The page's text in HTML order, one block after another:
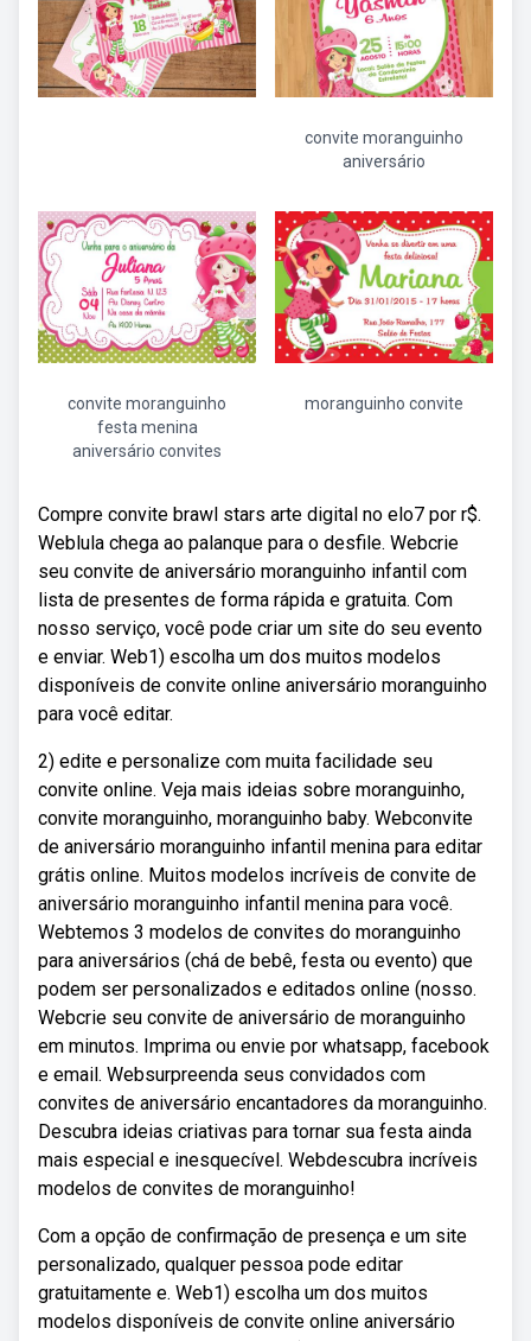
convite moranguinho
aniversário
convite moranguinho
festa menina
aniversário convites
moranguinho convite
Compre convite brawl stars arte digital no elo7 por r$.
Weblula chega ao palanque para o desfile. Webcrie
seu convite de aniversário moranguinho infantil com
lista de presentes de forma rápida e gratuita. Com
nosso serviço, você pode criar um site do seu evento
e enviar. Web1) escolha um dos muitos modelos
disponíveis de convite online aniversário moranguinho
para você editar.
2) edite e personalize com muita facilidade seu
convite online. Veja mais ideias sobre moranguinho,
convite moranguinho, moranguinho baby. Webconvite
de aniversário moranguinho infantil menina para editar
grátis online. Muitos modelos incríveis de convite de
aniversário moranguinho infantil menina para você.
Webtemos 3 modelos de convites do moranguinho
para aniversários (chá de bebê, festa ou evento) que
podem ser personalizados e editados online (nosso.
Webcrie seu convite de aniversário de moranguinho
em minutos. Imprima ou envie por whatsapp, facebook
e email. Websurpreenda seus convidados com
convites de aniversário encantadores da moranguinho.
Descubra ideias criativas para tornar sua festa ainda
mais especial e inesquecível. Webdescubra incríveis
modelos de convites de moranguinho!
Com a opção de confirmação de presença e um site
personalizado, qualquer pessoa pode editar
gratuitamente e. Web1) escolha um dos muitos
modelos disponíveis de convite online aniversário